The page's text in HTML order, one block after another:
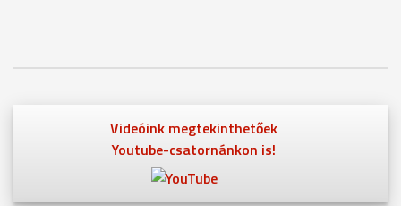
Videóink megtekinthetőek
Youtube-csatornánkon is!